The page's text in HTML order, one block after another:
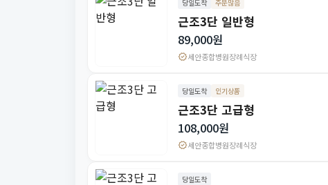
당일도착 주문많음
근조3단 일반형
89,000원
verified세안종합병원장례식장
당일도착 인기상품
근조3단 고급형
108,000원
verified세안종합병원장례식장
당일도착